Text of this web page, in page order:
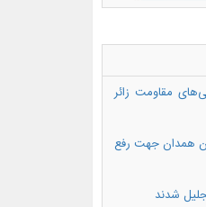
مقاومت زائر
همدان جهت رفع
شدند